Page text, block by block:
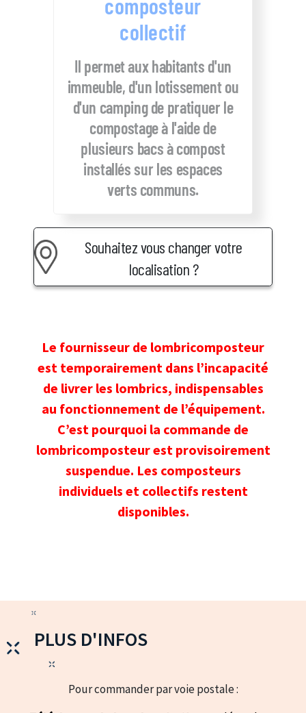
collectif
Il permet aux habitants d'un
immeuble, d'un lotissement ou
d'un camping de pratiquer le
compostage à l'aide de
plusieurs bacs à compost
installés sur les espaces
verts communs.
Souhaitez vous changer votre
localisation ?
Le fournisseur de lombricomposteur
est temporairement dans l’incapacité
de livrer les lombrics, indispensables
au fonctionnement de l’équipement.
C’est pourquoi la commande de
lombricomposteur est provisoirement
suspendue. Les composteurs
individuels et collectifs restent
disponibles.
PLUS D'INFOS
Pour commander par voie postale :